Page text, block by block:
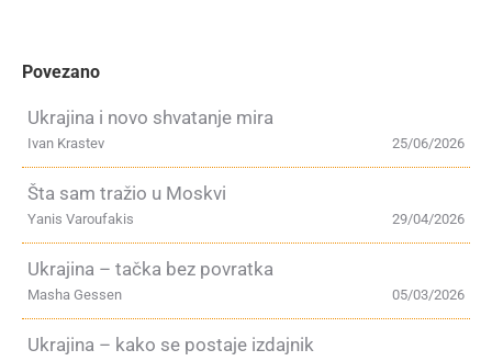
Povezano
Ukrajina i novo shvatanje mira
25/06/2026
Ivan Krastev
Šta sam tražio u Moskvi
29/04/2026
Yanis Varoufakis
Ukrajina – tačka bez povratka
05/03/2026
Masha Gessen
Ukrajina – kako se postaje izdajnik